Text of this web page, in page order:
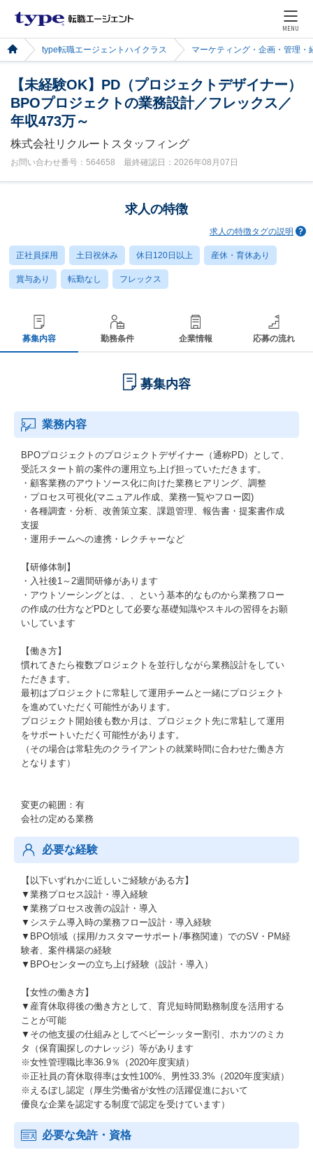
MENU
type転職エージェントハイクラス マーケティング・企画・管理・
【未経験OK】PD（プロジェクトデザイナー）
BPOプロジェクトの業務設計／フレックス／
年収473万～
株式会社リクルートスタッフィング
お問い合わせ番号：564658 最終確認日：2026年08月07日
求人の特徴
求人の特徴タグの説明
正社員採用 土日祝休み 休日120日以上 産休・育休あり
賞与あり 転勤なし フレックス
募集内容 勤務条件 企業情報 応募の流れ
募集内容
業務内容
BPOプロジェクトのプロジェクトデザイナー（通称PD）として、
受託スタート前の案件の運用立ち上げ担っていただきます。
・顧客業務のアウトソース化に向けた業務ヒアリング、調整
・プロセス可視化(マニュアル作成、業務一覧やフロー図)
・各種調査・分析、改善策立案、課題管理、報告書・提案書作成
支援
・運用チームへの連携・レクチャーなど
【研修体制】
・入社後1～2週間研修があります
・アウトソーシングとは、、という基本的なものから業務フロー
の作成の仕方などPDとして必要な基礎知識やスキルの習得をお願
いしています
【働き方】
慣れてきたら複数プロジェクトを並行しながら業務設計をしてい
ただきます。
最初はプロジェクトに常駐して運用チームと一緒にプロジェクト
を進めていただく可能性があります。
プロジェクト開始後も数か月は、プロジェクト先に常駐して運用
をサポートいただく可能性があります。
（その場合は常駐先のクライアントの就業時間に合わせた働き方
となります）
変更の範囲：有
会社の定める業務
必要な経験
【以下いずれかに近しいご経験がある方】
▼業務プロセス設計・導入経験
▼業務プロセス改善の設計・導入
▼システム導入時の業務フロー設計・導入経験
▼BPO領域（採用/カスタマーサポート/事務関連）でのSV・PM経
験者、案件構築の経験
▼BPOセンターの立ち上げ経験（設計・導入）
【女性の働き方】
▼産育休取得後の働き方として、育児短時間勤務制度を活用する
ことが可能
▼その他支援の仕組みとしてベビーシッター割引、ホカツのミカ
タ（保育園探しのナレッジ）等があります
※女性管理職比率36.9％（2020年度実績）
※正社員の育休取得率は女性100%、男性33.3%（2020年度実績）
※えるぼし認定（厚生労働省が女性の活躍促進において
優良な企業を認定する制度で認定を受けています）
必要な免許・資格